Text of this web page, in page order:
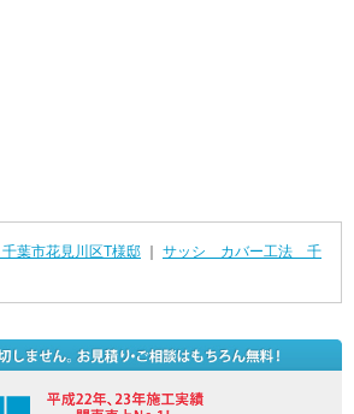
葉市花見川区T様邸
サッシ カバー工法 千